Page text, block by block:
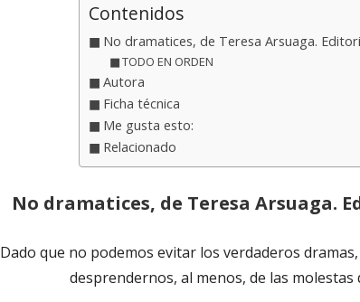
Contenidos
No dramatices, de Teresa Arsuaga.
TODO EN ORDEN
Autora
Ficha técnica
Me gusta esto:
Relacionado
No dramatices, de Teresa Arsuaga.
Dado que no podemos evitar los verdaderos
desprendernos, al menos, de las molestas